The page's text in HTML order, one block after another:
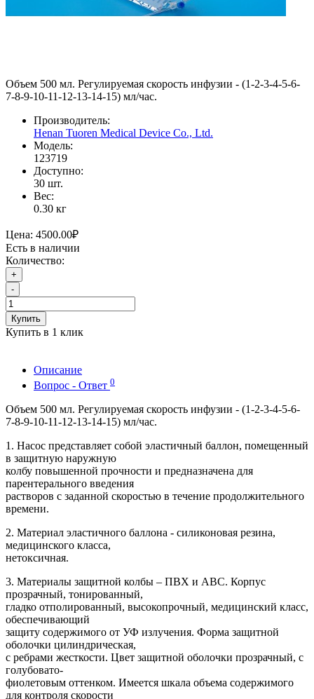
Объем 500 мл. Регулируемая скорость инфузии - (1-2-3-4-5-6-
7-8-9-10-11-12-13-14-15) мл/час.
Производитель:
Henan Tuoren Medical Device Co., Ltd.
Модель:
123719
Доступно:
30 шт.
Вес:
0.30 кг
Цена: 4500.00₽
Есть в наличии
Количество:
+
-
Купить
Купить в 1 клик
Описание
Вопрос - Ответ 0
Объем 500 мл. Регулируемая скорость инфузии - (1-2-3-4-5-6-
7-8-9-10-11-12-13-14-15) мл/час.
1. Насос представляет собой эластичный баллон, помещенный
в защитную наружную
колбу повышенной прочности и предназначена для
парентерального введения
растворов с заданной скоростью в течение продолжительного
времени.
2. Материал эластичного баллона - силиконовая резина,
медицинского класса,
нетоксичная.
3. Материалы защитной колбы – ПВХ и АВС. Корпус
прозрачный, тонированный,
гладко отполированный, высокопрочный, медицинский класс,
обеспечивающий
защиту содержимого от УФ излучения. Форма защитной
оболочки цилиндрическая,
с ребрами жесткости. Цвет защитной оболочки прозрачный, с
голубовато-
фиолетовым оттенком. Имеется шкала объема содержимого
для контроля скорости